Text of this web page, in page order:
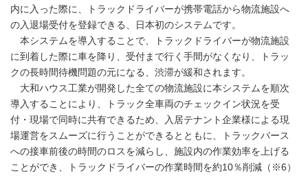
内に入った際に、トラックドライバーが携帯電話から物流施設へ
の入退場受付を登録できる、日本初のシステムです。
本システムを導入することで、トラックドライバーが物流施設
に到着した際に車を降り、受付まで行く手間がなくなり、トラッ
クの長時間待機問題の元になる、渋滞が緩和されます。
大和ハウス工業が開発した全ての物流施設に本システムを順次
導入することにより、トラック全車両のチェックイン状況を受
付・現場で同時に共有できるため、入居テナント企業様による現
場運営をスムーズに行うことができるとともに、トラックバース
への接車前後の時間のロスを減らし、施設内の作業効率を上げる
ことができ、トラックドライバーの作業時間を約10％削減（※6）